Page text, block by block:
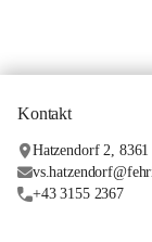
Kontakt
Hatzendorf 2,
+43 3155 2367